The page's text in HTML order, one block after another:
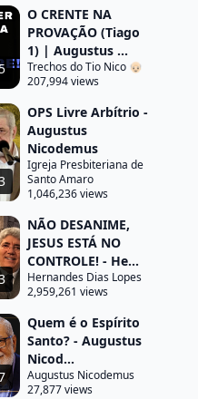
O CRENTE NA
PROVAÇÃO (Tiago
1) | Augustus ...
Trechos do Tio Nico 👴🏻
207,994 views
OPS Livre Arbítrio -
Augustus
Nicodemus
Igreja Presbiteriana de
Santo Amaro
1,046,236 views
NÃO DESANIME,
JESUS ESTÁ NO
CONTROLE! - He...
Hernandes Dias Lopes
2,959,261 views
Quem é o Espírito
Santo? - Augustus
Nicod...
Augustus Nicodemus
27,877 views